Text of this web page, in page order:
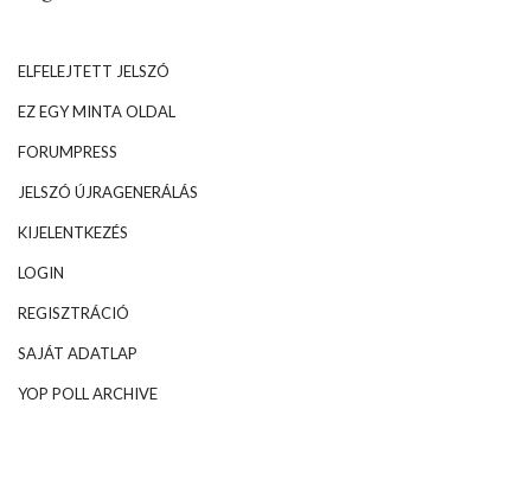
ELFELEJTETT JELSZÓ
EZ EGY MINTA OLDAL
FORUMPRESS
JELSZÓ ÚJRAGENERÁLÁS
KIJELENTKEZÉS
LOGIN
REGISZTRÁCIÓ
SAJÁT ADATLAP
YOP POLL ARCHIVE